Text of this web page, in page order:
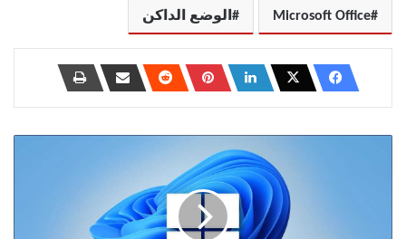
Microsoft Office الوضع الداكن